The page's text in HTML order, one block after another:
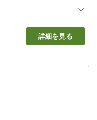
詳細を見る